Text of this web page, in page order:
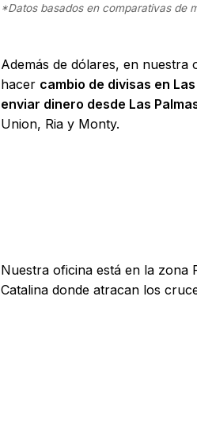
*Datos basados en comparativas de
Además de dólares, en nuestra
hacer cambio de divisas en
enviar dinero desde Las
Union, Ria y Monty.
Nuestra oficina está en la zona
Catalina donde atracan los